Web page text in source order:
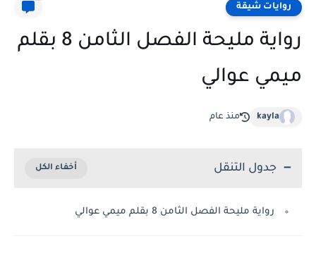
روايات شيقة
رواية مليحة الفصل الثامن 8 بقلم
ميمي عوالي
kayla منذ عام
جدول التنقل
رواية مليحة الفصل الثامن 8 بقلم ميمي عوالي